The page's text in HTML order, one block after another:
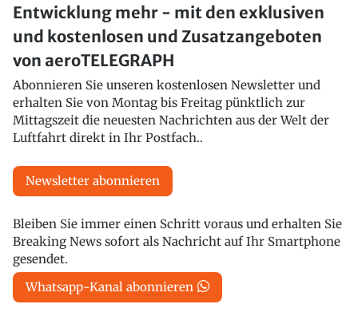
Entwicklung mehr - mit den exklusiven
und kostenlosen und Zusatzangeboten
von aeroTELEGRAPH
Abonnieren Sie unseren kostenlosen Newsletter und
erhalten Sie von Montag bis Freitag pünktlich zur
Mittagszeit die neuesten Nachrichten aus der Welt der
Luftfahrt direkt in Ihr Postfach..
Newsletter abonnieren
Bleiben Sie immer einen Schritt voraus und erhalten Sie
Breaking News sofort als Nachricht auf Ihr Smartphone
gesendet.
Whatsapp-Kanal abonnieren